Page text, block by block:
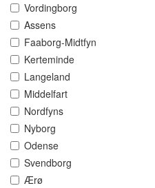
Vordingborg
Assens
Faaborg-Midtfyn
Kerteminde
Langeland
Middelfart
Nordfyns
Nyborg
Odense
Svendborg
Ærø